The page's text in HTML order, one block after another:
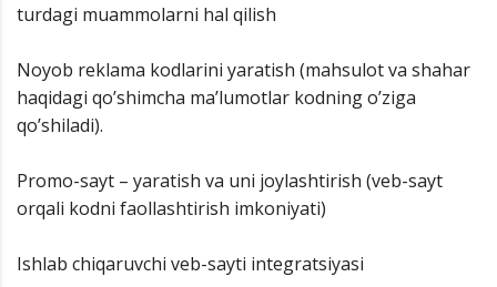
turdagi muammolarni hal qilish
Noyob reklama kodlarini yaratish (mahsulot va shahar
haqidagi qo’shimcha ma’lumotlar kodning o’ziga
qo’shiladi).
Promo-sayt – yaratish va uni joylashtirish (veb-sayt
orqali kodni faollashtirish imkoniyati)
Ishlab chiqaruvchi veb-sayti integratsiyasi